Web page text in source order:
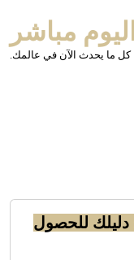
اليوم مباشر
كل ما يحدث الآن في عالمك.
دليلك للحصول